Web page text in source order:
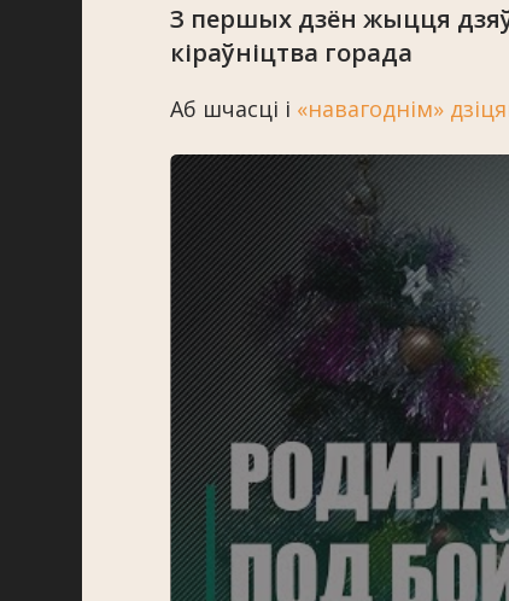
З першых дзён жыцця
кіраўніцтва горада
Аб шчасці і «навагоднім»